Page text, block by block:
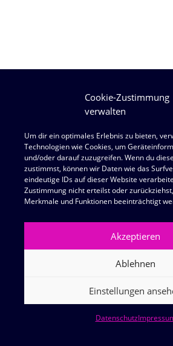
Cookie-Zustimmung
verwalten
Um dir ein optimales Erlebnis zu bieten,
Technologien wie Cookies, um
und/oder darauf zuzugreifen. Wenn du
zustimmst, können wir Daten wie das
eindeutige IDs auf dieser Website
Zustimmung nicht erteilst oder
Merkmale und Funktionen beeinträchtigt
Akzeptieren
Ablehnen
Einstellungen
Datenschutz